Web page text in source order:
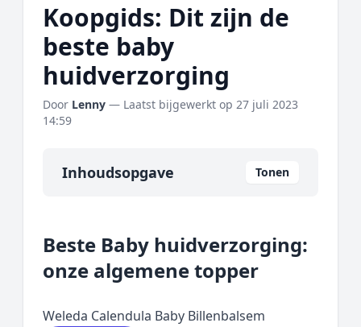
Koopgids: Dit zijn de
beste baby
huidverzorging
Door Lenny — Laatst bijgewerkt op 27 juli 2023
14:59
Inhoudsopgave Tonen
Onze algemene topper
Welke creme voor gezicht baby?
pasgeboren baby?
Beste Baby huidverzorging:
onze algemene topper
Weleda Calendula Baby Billenbalsem